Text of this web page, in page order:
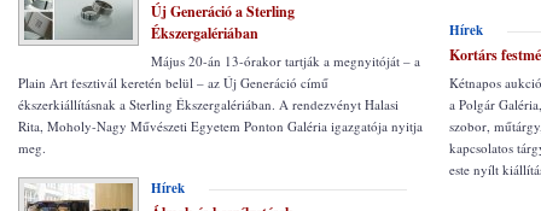
Új Generáció a Sterling
Ékszergalériában
Május 20-án 13-órakor tartják a megnyitóját – a
Plain Art fesztivál keretén belül – az Új Generáció című
ékszerkiállításnak a Sterling Ékszergalériában. A rendezvényt Halasi
Rita, Moholy-Nagy Művészeti Egyetem Ponton Galéria igazgatója nyitja
meg.
Hírek
Hírek
Kortárs
Kétnapos
a Polgár
szobor,
kapcsolatos
este nyílt